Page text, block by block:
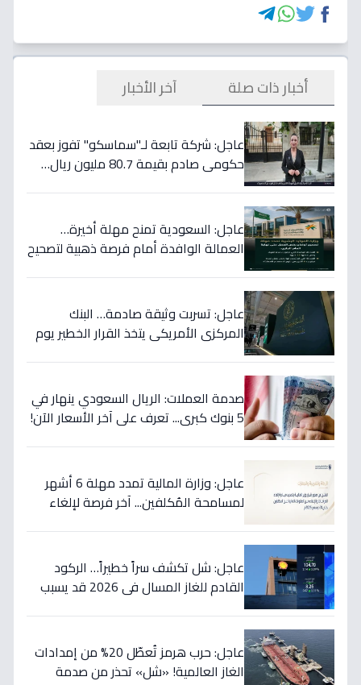
أخبار ذات صلة آخر الأخبار
عاجل: شركة تابعة لـ"سماسكو" تفوز بعقد
حكومي صادم بقيمة 80.7 مليون ريال…
عاجل: السعودية تمنح مهلة أخيرة…
العمالة الوافدة أمام فرصة ذهبية لتصحيح
عاجل: تسربت وثيقة صادمة… البنك
المركزي الأمريكي يتخذ القرار الخطير يوم
صدمة العملات: الريال السعودي ينهار في
5 بنوك كبرى... تعرف على آخر الأسعار الآن!
عاجل: وزارة المالية تمدد مهلة 6 أشهر
لمسامحة المُكلفين... آخر فرصة لإلغاء
عاجل: شل تكشف سراً خطيراً… الركود
القادم للغاز المسال في 2026 قد يسبب
عاجل: حرب هرمز تُعطّل 20% من إمدادات
الغاز العالمية! «شل» تحذر من صدمة